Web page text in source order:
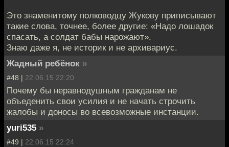
Это знаменитому полководцу Жукову приписывают
такие слова, точнее, более другие: «Надо лошадок
спасать, а солдат бабы нарожают».
Знаю даже я, не историк и не архивариус.
Жадный ребёнок »
#48 | 22.06.15 22:20
Почему бы неравнодушным гражданам не
объеденить свои усилия и не начать строчить
жалобы и доносы во всевозможные инстанции.
yuri535 »
#49 | 22.06.15 22:24